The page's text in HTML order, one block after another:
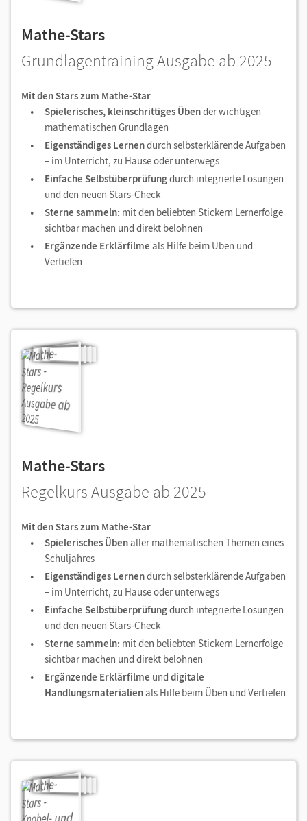
Mathe-Stars
Grundlagentraining Ausgabe ab 2025
Mit den Stars zum Mathe-Star
Spielerisches, kleinschrittiges Übender wichtigen
mathematischen Grundlagen
Eigenständiges Lernendurch selbsterklärende Aufgaben
– im Unterricht, zu Hause oder unterwegs
Einfache Selbstüberprüfungdurch integrierte Lösungen
und den neuen Stars-Check
Sterne sammeln: mit den beliebten Stickern Lernerfolge
sichtbar machen und direkt belohnen
Ergänzende Erklärfilme als Hilfe beim Üben und
Vertiefen
Mathe-Stars
Regelkurs Ausgabe ab 2025
Mit den Stars zum Mathe-Star
Spielerisches Übenaller mathematischen Themen eines
Schuljahres
Eigenständiges Lernendurch selbsterklärende Aufgaben
– im Unterricht, zu Hause oder unterwegs
Einfache Selbstüberprüfungdurch integrierte Lösungen
und den neuen Stars-Check
Sterne sammeln: mit den beliebten Stickern Lernerfolge
sichtbar machen und direkt belohnen
Ergänzende Erklärfilme und digitale
Handlungsmaterialienals Hilfe beim Üben und Vertiefen